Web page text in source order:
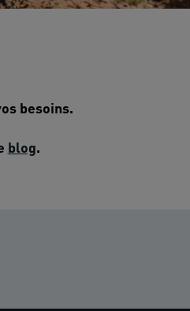
besoins.
blog.